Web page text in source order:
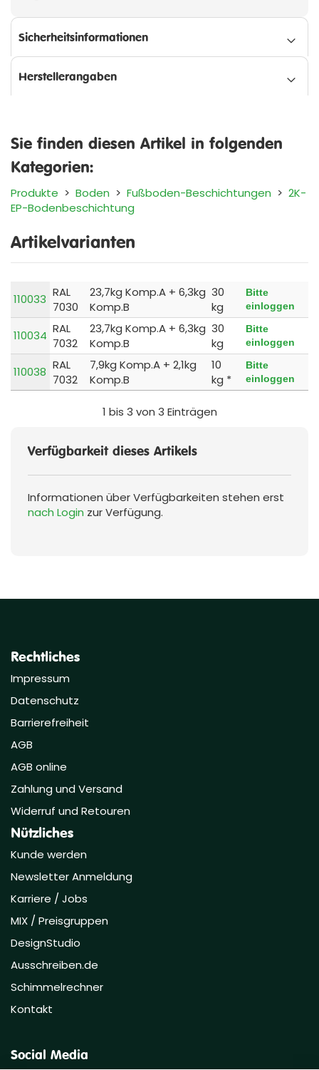
Verfügbarkeit dieses Artikels
Informationen über Verfügbarkeiten stehen erst
nach Login zur Verfügung.
Sicherheitsinformationen
Herstellerangaben
Sie finden diesen Artikel in folgenden
Kategorien:
Produkte > Boden > Fußboden-Beschichtungen > 2K-
EP-Bodenbeschichtung
Artikelvarianten
110033 RAL
7030
23,7kg Komp.A + 6,3kg
Komp.B
30
kg
Bitte
einloggen
110034 RAL
7032
23,7kg Komp.A + 6,3kg
Komp.B
30
kg
Bitte
einloggen
110038 RAL
7032
7,9kg Komp.A + 2,1kg
Komp.B
10
kg *
Bitte
einloggen
1 bis 3 von 3 Einträgen
Rechtliches
Impressum
Datenschutz
Barrierefreiheit
AGB
AGB online
Zahlung und Versand
Widerruf und Retouren
Nützliches
Kunde werden
Newsletter Anmeldung
Karriere / Jobs
MIX / Preisgruppen
DesignStudio
Ausschreiben.de
Schimmelrechner
Kontakt
Social Media